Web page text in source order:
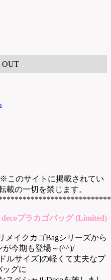
OUT
のサイトに掲載されてい
載の一切を禁じます。
プラカゴバッグ (Limited)
メイクカゴBagシリーズから
が今期も登場～(^^)/
ルサイズ]の軽くて丈夫なプ
ッグに